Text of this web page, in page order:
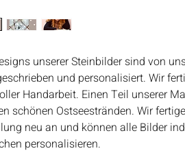
unserer Steinbilder sind von
und personalisiert. Wir
Handarbeit. Einen Teil unserer
schönen Ostseestränden. Wir
neu an und können alle Bilder
personalisieren.